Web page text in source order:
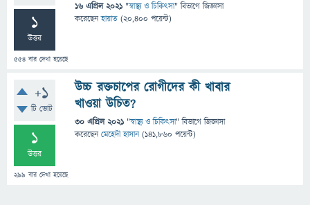
1
উত্তর
554 বার দেখা হয়েছে
16 এপ্রিল 2021 "স্বাস্থ্য ও চিকিৎসা" বিভাগে জিজ্ঞাসা
করেছেনহায়াত (20,400 পয়েন্ট)
+1
টি ভোট
1
উত্তর
299 বার দেখা হয়েছে
উচ্চ রক্তচাপের রোগীদের কী খাবার
খাওয়া উচিত?
30 এপ্রিল 2021 "স্বাস্থ্য ও চিকিৎসা" বিভাগে জিজ্ঞাসা
করেছেনমেহেদী হাসান (141,860 পয়েন্ট)